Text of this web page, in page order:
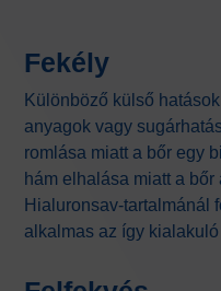
Fekély
Különböző külső
anyagok vagy
romlása miatt a bőr egy
hám elhalása miatt a
Hialuronsav-tartalmánál
alkalmas az így